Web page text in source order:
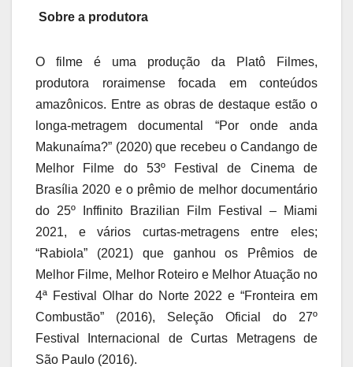
Sobre a produtora
O filme é uma produção da Platô Filmes,
produtora roraimense focada em conteúdos
amazônicos. Entre as obras de destaque estão o
longa-metragem documental “Por onde anda
Makunaíma?” (2020) que recebeu o Candango de
Melhor Filme do 53º Festival de Cinema de
Brasília 2020 e o prêmio de melhor documentário
do 25º Inffinito Brazilian Film Festival – Miami
2021, e vários curtas-metragens entre eles;
“Rabiola” (2021) que ganhou os Prêmios de
Melhor Filme, Melhor Roteiro e Melhor Atuação no
4ª Festival Olhar do Norte 2022 e “Fronteira em
Combustão” (2016), Seleção Oficial do 27º
Festival Internacional de Curtas Metragens de
São Paulo (2016).